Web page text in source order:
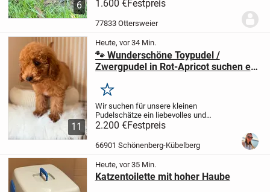
6
dürfen in geeigneten Hände umziehen.
Wir züchten nach den strengen Richtlinien
des VDH /DKBS wo Gesundheit und ein
1.600 €Festpreis
77833 Ottersweier
11
Heute, vor 34 Min.
🐾 Wunderschöne Toypudel /
Zwergpudel in Rot-Apricot suchen ein
Merken
Wir suchen für unsere kleinen
Pudelschätze ein liebevolles und
verantwortungsbewusstes Zuhause auf
Unsere kleinen Schätze
sind in der Farbe Rot bis Apricot.
Abgabe sind die...
2.200 €Festpreis
66901 Schönenberg-Kübelberg
Heute, vor 35 Min.
Katzentoilette mit hoher Haube